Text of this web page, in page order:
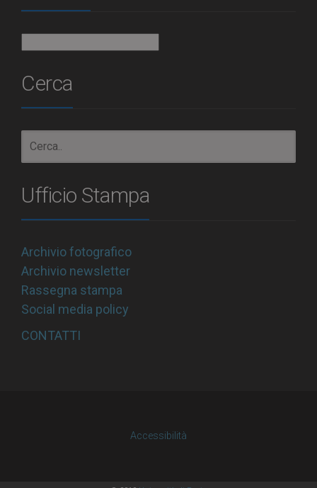
Cerca
Ufficio Stampa
Archivio fotografico
Archivio newsletter
Rassegna stampa
Social media policy
CONTATTI
Accessibilità